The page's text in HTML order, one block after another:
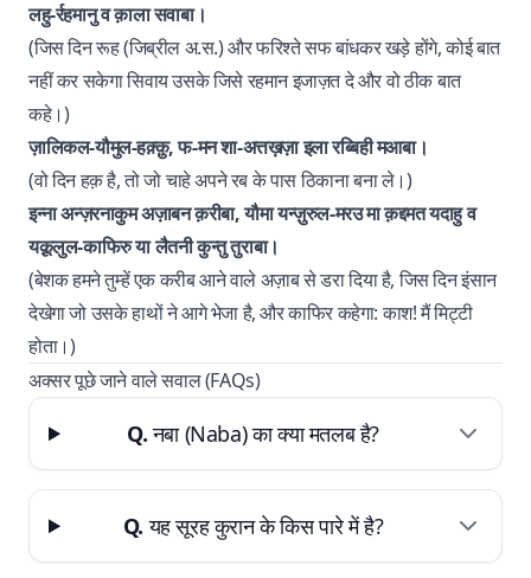
लहु-र्रहमानु व क़ाला सवाबा।
(जिस दिन रूह (जिब्रील अ.स.) और फरिश्ते सफ बांधकर खड़े होंगे, कोई बात
नहीं कर सकेगा सिवाय उसके जिसे रहमान इजाज़त दे और वो ठीक बात
कहे।)
ज़ालिकल-यौमुल-हक़्क़ु, फ-मन शा-अत्तख़ज़ा इला रब्बिही मआबा।
(वो दिन हक़ है, तो जो चाहे अपने रब के पास ठिकाना बना ले।)
इन्ना अन्ज़रनाकुम अज़ाबन क़रीबा, यौमा यन्ज़ुरुल-मरउ मा क़द्दमत यदाहु व
यक़ूलुल-काफिरु या लैतनी कुन्तु तुराबा।
(बेशक हमने तुम्हें एक करीब आने वाले अज़ाब से डरा दिया है, जिस दिन इंसान
देखेगा जो उसके हाथों ने आगे भेजा है, और काफिर कहेगा: काश! मैं मिट्टी
होता।)
अक्सर पूछे जाने वाले सवाल (FAQs)
Q.नबा (Naba) का क्या मतलब है?
Q. यह सूरह कुरान के किस पारे में है?